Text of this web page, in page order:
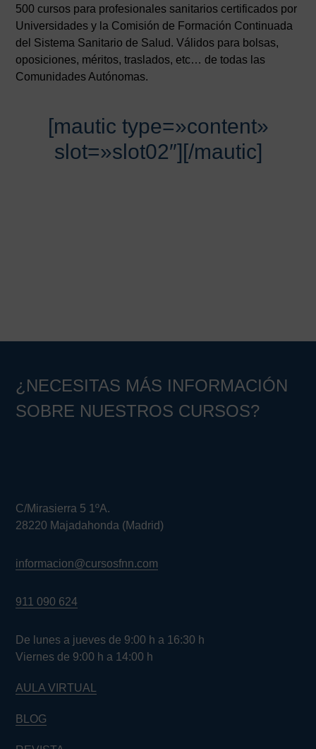
500 cursos para profesionales sanitarios certificados por
Universidades y la Comisión de Formación Continuada
del Sistema Sanitario de Salud. Válidos para bolsas,
oposiciones, méritos, traslados, etc… de todas las
Comunidades Autónomas.
[mautic type=»content»
slot=»slot02″][/mautic]
¿NECESITAS MÁS INFORMACIÓN
SOBRE NUESTROS CURSOS?
C/Mirasierra 5 1ºA.
28220 Majadahonda (Madrid)
informacion@cursosfnn.com
911 090 624
De lunes a jueves de 9:00 h a 16:30 h
Viernes de 9:00 h a 14:00 h
AULA VIRTUAL
BLOG